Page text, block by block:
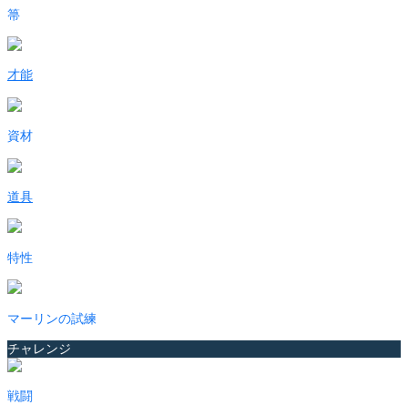
箒
才能
資材
道具
特性
マーリンの試練
チャレンジ
戦闘